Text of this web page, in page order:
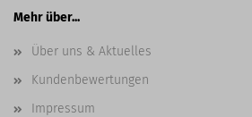
Mehr über...
Über uns & Aktuelles
Kundenbewertungen
Impressum